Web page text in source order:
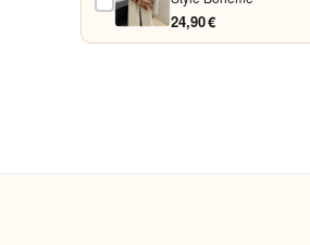
24,90 €